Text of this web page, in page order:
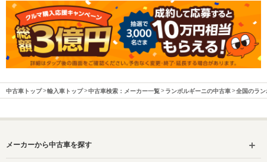
排気量
駆動方式
2488cc
4WD
中古車トップ 輸入車トップ 中古車検索：メーカー一覧 ランボルギーニの中古車 全国のラ
メーカーから中古車を探す